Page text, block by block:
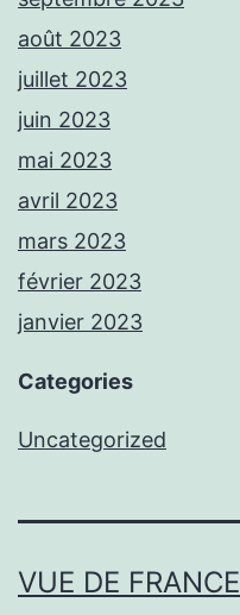
août 2023
juillet 2023
juin 2023
mai 2023
avril 2023
mars 2023
février 2023
janvier 2023
Categories
Uncategorized
VUE DE FRANCE